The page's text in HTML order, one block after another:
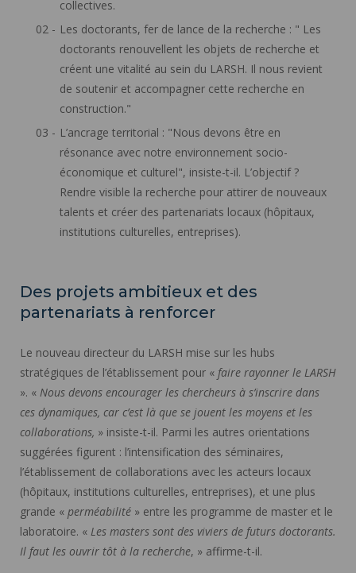
collectives.
Les doctorants, fer de lance de la recherche : " Les
doctorants renouvellent les objets de recherche et
créent une vitalité au sein du LARSH. Il nous revient
de soutenir et accompagner cette recherche en
construction."
L’ancrage territorial : "Nous devons être en
résonance avec notre environnement socio-
économique et culturel", insiste-t-il. L’objectif ?
Rendre visible la recherche pour attirer de nouveaux
talents et créer des partenariats locaux (hôpitaux,
institutions culturelles, entreprises).
Des projets ambitieux et des
partenariats à renforcer
Le nouveau directeur du LARSH mise sur les hubs
stratégiques de l’établissement pour « faire rayonner le LARSH
». « Nous devons encourager les chercheurs à s’inscrire dans
ces dynamiques, car c’est là que se jouent les moyens et les
collaborations, » insiste-t-il. Parmi les autres orientations
suggérées figurent : l’intensification des séminaires,
l’établissement de collaborations avec les acteurs locaux
(hôpitaux, institutions culturelles, entreprises), et une plus
grande « perméabilité » entre les programme de master et le
laboratoire. « Les masters sont des viviers de futurs doctorants.
Il faut les ouvrir tôt à la recherche, » affirme-t-il.